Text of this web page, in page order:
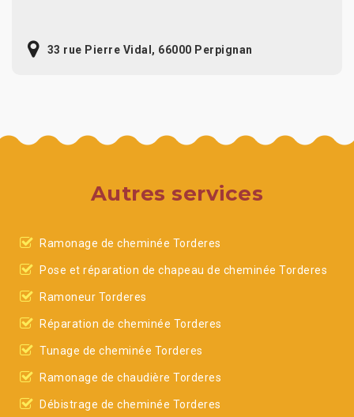
33 rue Pierre Vidal, 66000 Perpignan
Autres services
Ramonage de cheminée Torderes
Pose et réparation de chapeau de cheminée Torderes
Ramoneur Torderes
Réparation de cheminée Torderes
Tunage de cheminée Torderes
Ramonage de chaudière Torderes
Débistrage de cheminée Torderes